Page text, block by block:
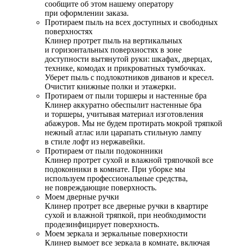
сообщите об этом нашему оператору
при оформлении заказа.
Протираем пыль на всех доступных и свободных
поверхностях
Клинер протрет пыль на вертикальных
и горизонтальных поверхностях в зоне
доступности вытянутой руки: шкафах, дверцах,
технике, комодах и прикроватных тумбочках.
Уберет пыль с подлокотников диванов и кресел.
Очистит книжные полки и этажерки.
Протираем от пыли торшеры и настенные бра
Клинер аккуратно обеспылит настенные бра
и торшеры, учитывая материал изготовления
абажуров. Мы не будем протирать мокрой тряпкой
нежный атлас или царапать стильную лампу
в стиле лофт из нержавейки.
Протираем от пыли подоконники
Клинер протрет сухой и влажной тряпочкой все
подоконники в комнате. При уборке мы
используем профессиональные средства,
не повреждающие поверхность.
Моем дверные ручки
Клинер протрет все дверные ручки в квартире
сухой и влажной тряпкой, при необходимости
продезинфицирует поверхность.
Моем зеркала и зеркальные поверхности
Клинер вымоет все зеркала в комнате, включая